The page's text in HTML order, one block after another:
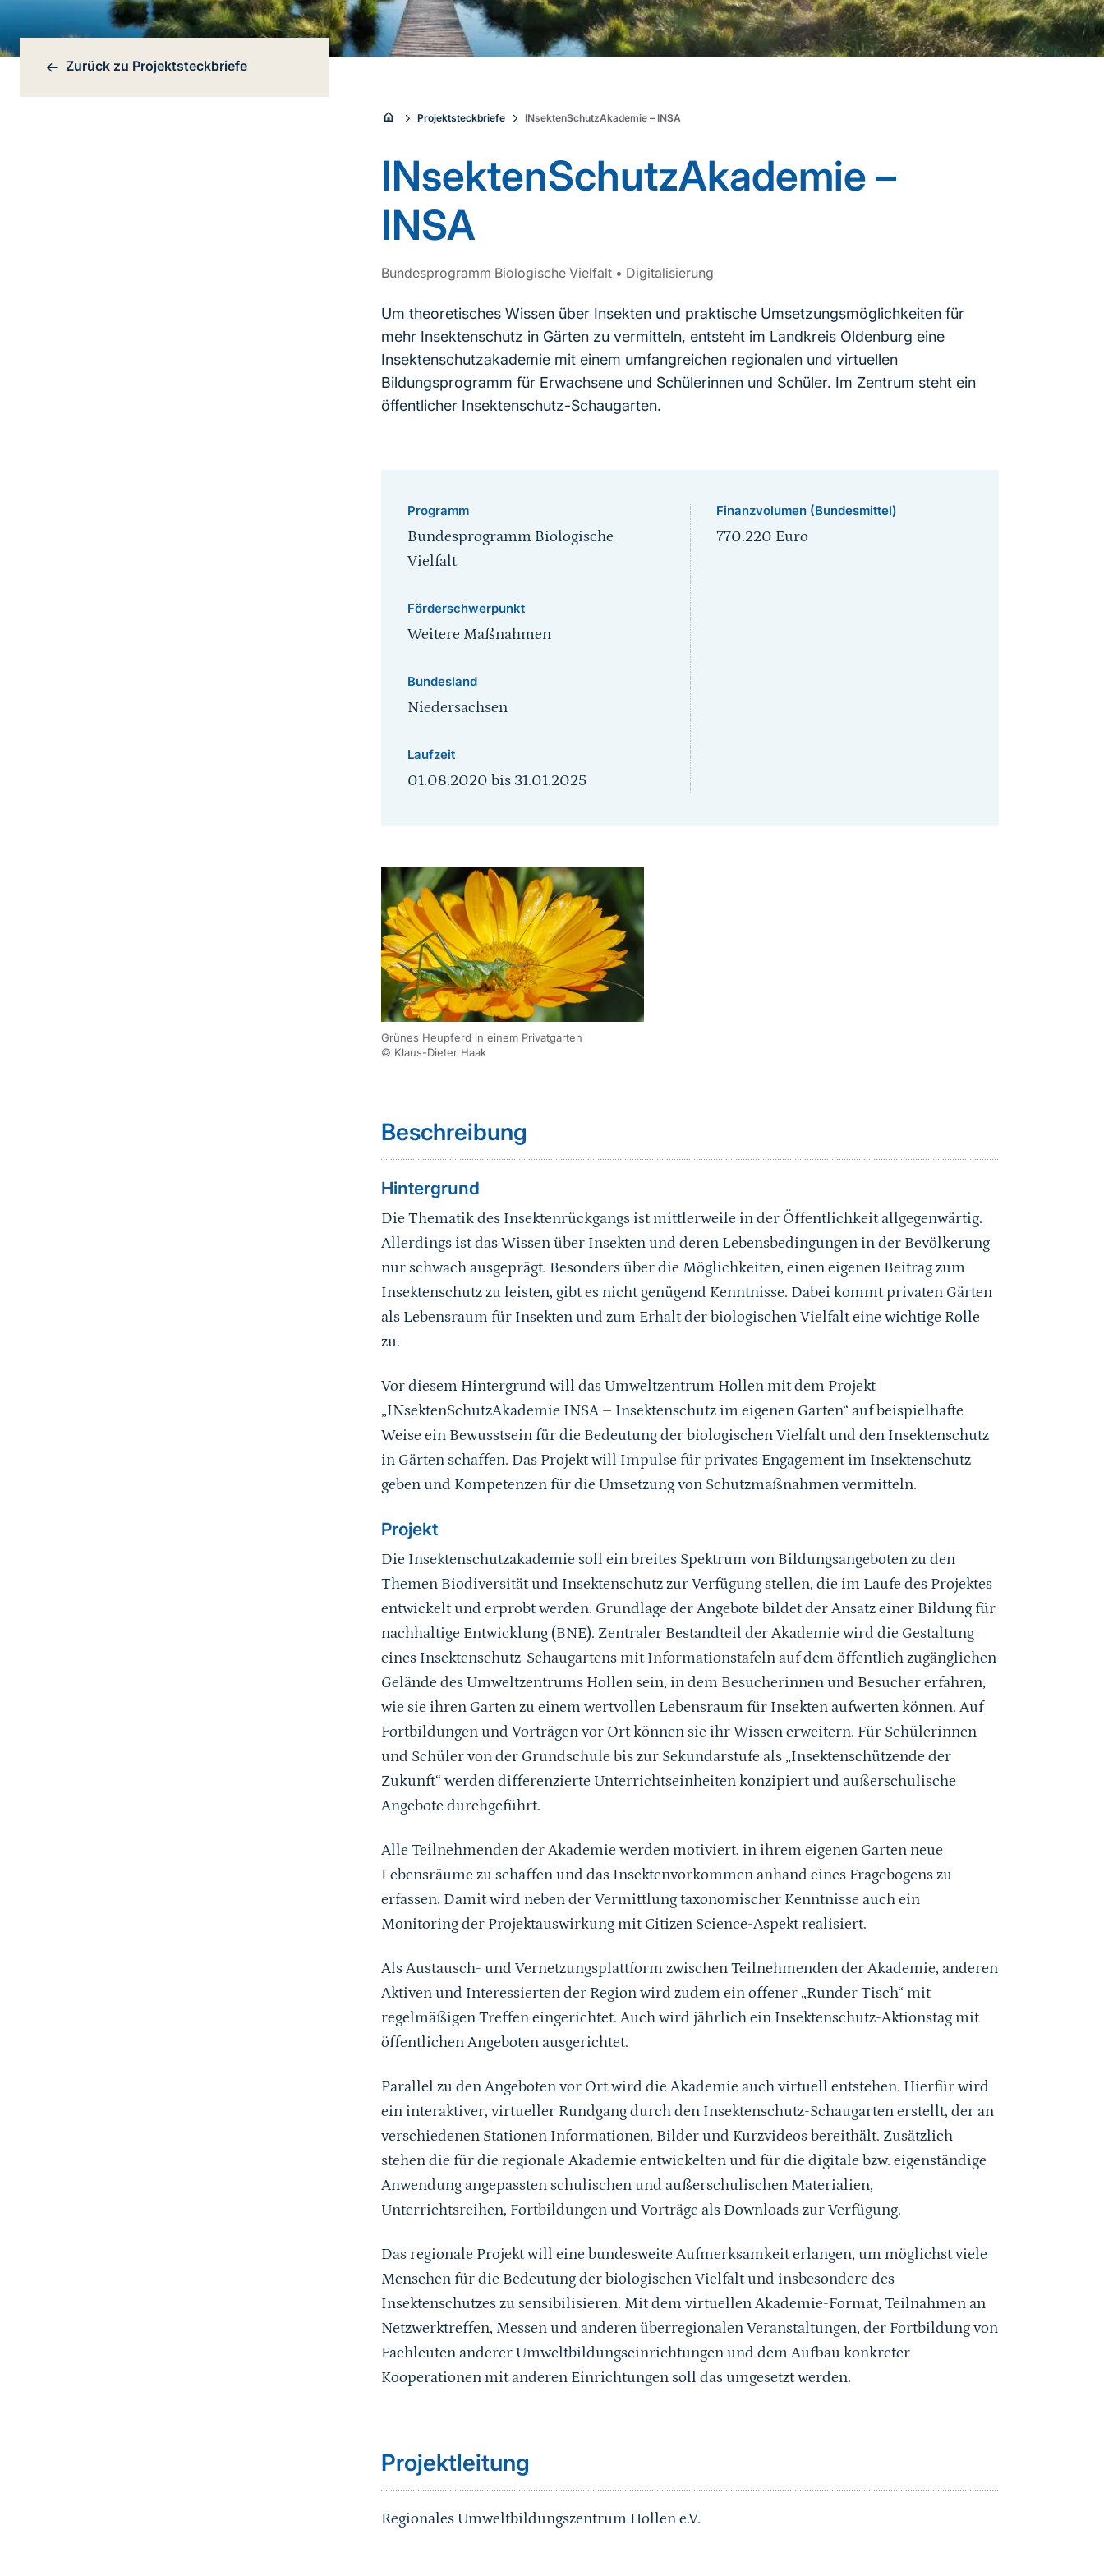
Bereichsnavigation
Zurück zu Projektsteckbriefe
Sie
sind
hier:
Projektsteckbriefe INsektenSchutzAkademie – INSA
INsektenSchutzAkademie –
INSA
Bundesprogramm Biologische Vielfalt • Digitalisierung
Um theoretisches Wissen über Insekten und praktische Umsetzungsmöglichkeiten für
mehr Insektenschutz in Gärten zu vermitteln, entsteht im Landkreis Oldenburg eine
Insektenschutzakademie mit einem umfangreichen regionalen und virtuellen
Bildungsprogramm für Erwachsene und Schülerinnen und Schüler. Im Zentrum steht ein
öffentlicher Insektenschutz-Schaugarten.
Programm
Bundesprogramm Biologische
Vielfalt
Förderschwerpunkt
Weitere Maßnahmen
Bundesland
Niedersachsen
Laufzeit
01.08.2020 bis 31.01.2025
Finanzvolumen (Bundesmittel)
770.220 Euro
Grünes Heupferd in einem Privatgarten
© Klaus-Dieter Haak
Beschreibung
Hintergrund
Die Thematik des Insektenrückgangs ist mittlerweile in der Öffentlichkeit allgegenwärtig.
Allerdings ist das Wissen über Insekten und deren Lebensbedingungen in der Bevölkerung
nur schwach ausgeprägt. Besonders über die Möglichkeiten, einen eigenen Beitrag zum
Insektenschutz zu leisten, gibt es nicht genügend Kenntnisse. Dabei kommt privaten Gärten
als Lebensraum für Insekten und zum Erhalt der biologischen Vielfalt eine wichtige Rolle
zu.
Vor diesem Hintergrund will das Umweltzentrum Hollen mit dem Projekt
„INsektenSchutzAkademie INSA – Insektenschutz im eigenen Garten“ auf beispielhafte
Weise ein Bewusstsein für die Bedeutung der biologischen Vielfalt und den Insektenschutz
in Gärten schaffen. Das Projekt will Impulse für privates Engagement im Insektenschutz
geben und Kompetenzen für die Umsetzung von Schutzmaßnahmen vermitteln.
Projekt
Die Insektenschutzakademie soll ein breites Spektrum von Bildungsangeboten zu den
Themen Biodiversität und Insektenschutz zur Verfügung stellen, die im Laufe des Projektes
entwickelt und erprobt werden. Grundlage der Angebote bildet der Ansatz einer Bildung für
nachhaltige Entwicklung (BNE). Zentraler Bestandteil der Akademie wird die Gestaltung
eines Insektenschutz-Schaugartens mit Informationstafeln auf dem öffentlich zugänglichen
Gelände des Umweltzentrums Hollen sein, in dem Besucherinnen und Besucher erfahren,
wie sie ihren Garten zu einem wertvollen Lebensraum für Insekten aufwerten können. Auf
Fortbildungen und Vorträgen vor Ort können sie ihr Wissen erweitern. Für Schülerinnen
und Schüler von der Grundschule bis zur Sekundarstufe als „Insektenschützende der
Zukunft“ werden differenzierte Unterrichtseinheiten konzipiert und außerschulische
Angebote durchgeführt.
Alle Teilnehmenden der Akademie werden motiviert, in ihrem eigenen Garten neue
Lebensräume zu schaffen und das Insektenvorkommen anhand eines Fragebogens zu
erfassen. Damit wird neben der Vermittlung taxonomischer Kenntnisse auch ein
Monitoring der Projektauswirkung mit Citizen Science-Aspekt realisiert.
Als Austausch- und Vernetzungsplattform zwischen Teilnehmenden der Akademie, anderen
Aktiven und Interessierten der Region wird zudem ein offener „Runder Tisch“ mit
regelmäßigen Treffen eingerichtet. Auch wird jährlich ein Insektenschutz-Aktionstag mit
öffentlichen Angeboten ausgerichtet.
Parallel zu den Angeboten vor Ort wird die Akademie auch virtuell entstehen. Hierfür wird
ein interaktiver, virtueller Rundgang durch den Insektenschutz-Schaugarten erstellt, der an
verschiedenen Stationen Informationen, Bilder und Kurzvideos bereithält. Zusätzlich
stehen die für die regionale Akademie entwickelten und für die digitale bzw. eigenständige
Anwendung angepassten schulischen und außerschulischen Materialien,
Unterrichtsreihen, Fortbildungen und Vorträge als Downloads zur Verfügung.
Das regionale Projekt will eine bundesweite Aufmerksamkeit erlangen, um möglichst viele
Menschen für die Bedeutung der biologischen Vielfalt und insbesondere des
Insektenschutzes zu sensibilisieren. Mit dem virtuellen Akademie-Format, Teilnahmen an
Netzwerktreffen, Messen und anderen überregionalen Veranstaltungen, der Fortbildung von
Fachleuten anderer Umweltbildungseinrichtungen und dem Aufbau konkreter
Kooperationen mit anderen Einrichtungen soll das umgesetzt werden.
Projektleitung
Regionales Umweltbildungszentrum Hollen e.V.